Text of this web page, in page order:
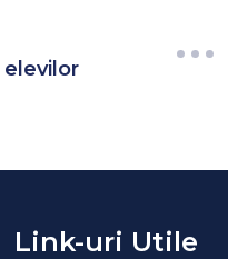
Link-uri Utile